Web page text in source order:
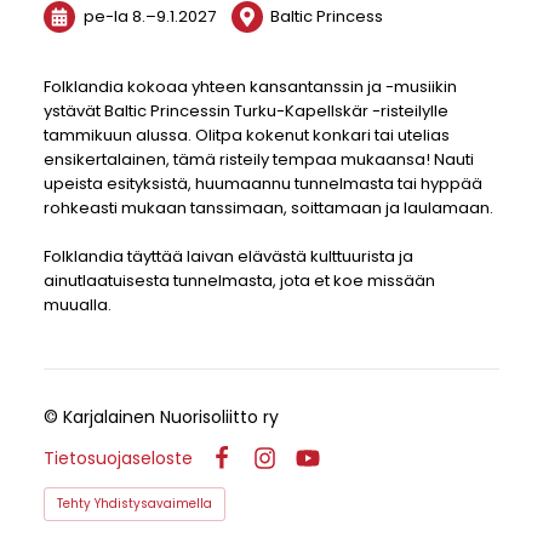
pe-la 8.–9.1.2027 Baltic Princess
Folklandia kokoaa yhteen kansantanssin ja -musiikin
ystävät Baltic Princessin Turku-Kapellskär -risteilylle
tammikuun alussa. Olitpa kokenut konkari tai utelias
ensikertalainen, tämä risteily tempaa mukaansa! Nauti
upeista esityksistä, huumaannu tunnelmasta tai hyppää
rohkeasti mukaan tanssimaan, soittamaan ja laulamaan.
Folklandia täyttää laivan elävästä kulttuurista ja
ainutlaatuisesta tunnelmasta, jota et koe missään
muualla.
© Karjalainen Nuorisoliitto ry
Tietosuojaseloste
FacebookInstagram
Tehty Yhdistysavaimella